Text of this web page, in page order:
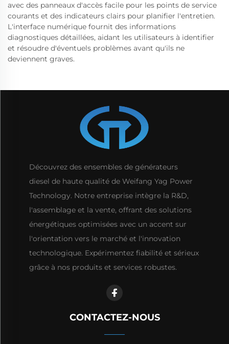
avec des panneaux d'accès facile pour les points de service
courants et des indicateurs clairs pour planifier l'entretien.
L'interface numérique fournit des informations
diagnostiques détaillées, aidant les utilisateurs à identifier
et résoudre d'éventuels problèmes avant qu'ils ne
deviennent graves.
Découvrez des ensembles de générateurs
diesel de haute qualité de Weifang Yag Power
Technology. Notre entreprise intègre la R&D,
l'assemblage et la vente, offrant des solutions
énergétiques optimisées avec un accent sur
l'orientation vers le marché et l'innovation
technologique. Expérimentez fiabilité et sérieux
grâce à nos produits et services robustes.
CONTACTEZ-NOUS